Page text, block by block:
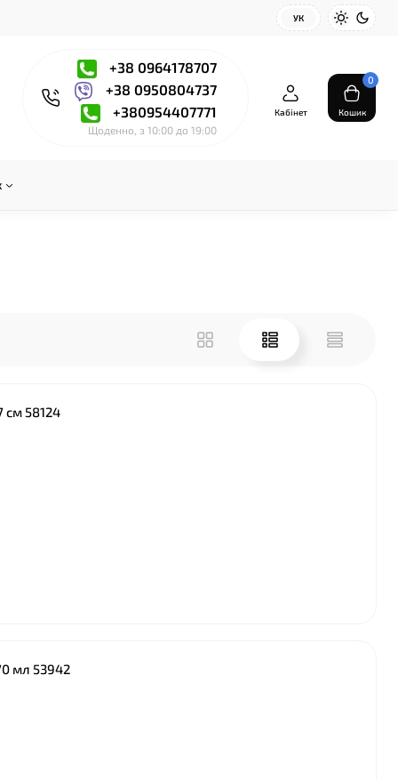
УК
+38 0964178707
+38 0950804737
+380954407771
Щоденно, з 10:00 до 19:00
Кабінет
0
Кошик
см 58124
мл 53942